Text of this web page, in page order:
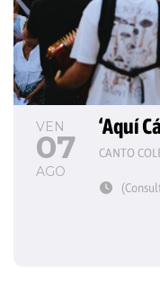
VEN
07
AGO
‘Aquí